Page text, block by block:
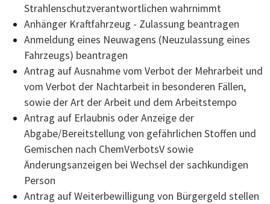
Strahlenschutzverantwortlichen wahrnimmt
Anhänger Kraftfahrzeug - Zulassung beantragen
Anmeldung eines Neuwagens (Neuzulassung eines
Fahrzeugs) beantragen
Antrag auf Ausnahme vom Verbot der Mehrarbeit und
vom Verbot der Nachtarbeit in besonderen Fällen,
sowie der Art der Arbeit und dem Arbeitstempo
Antrag auf Erlaubnis oder Anzeige der
Abgabe/Bereitstellung von gefährlichen Stoffen und
Gemischen nach ChemVerbotsV sowie
Änderungsanzeigen bei Wechsel der sachkundigen
Person
Antrag auf Weiterbewilligung von Bürgergeld stellen